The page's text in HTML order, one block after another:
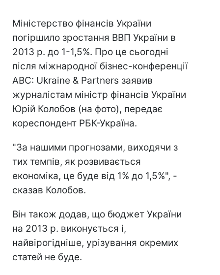
Міністерство фінансів України
погіршило зростання ВВП України в
2013 р. до 1-1,5%. Про це сьогодні
після міжнародної бізнес-конференції
ABC: Ukraine & Partners заявив
журналістам міністр фінансів України
Юрій Колобов (на фото), передає
кореспондент РБК-Україна.
"За нашими прогнозами, виходячи з
тих темпів, як розвивається
економіка, це буде від 1% до 1,5%", -
сказав Колобов.
Він також додав, що бюджет України
на 2013 р. виконується і,
найвірогідніше, урізування окремих
статей не буде.